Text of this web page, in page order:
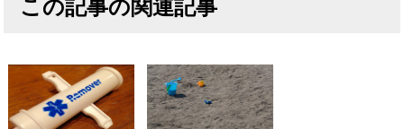
この記事の関連記事